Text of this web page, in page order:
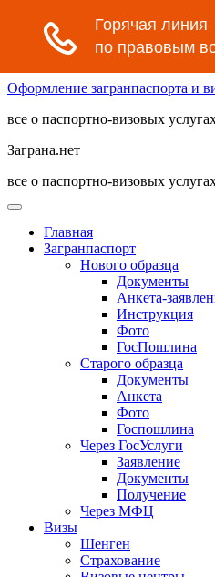
Оформление загранпаспорта и
все о паспортно-визовых
Заграна.нет
все о паспортно-визовых
Главная
Загранпаспорт
Нового образца
Документы
Анкета-
Инструкция
Фото
ГосПошлина
Старого образца
Документы
Анкета
Фото
Госпошлина
Через ГосУслуги
Заявление
Документы
Получение
Через МФЦ
Визы
Шенген
Страхование